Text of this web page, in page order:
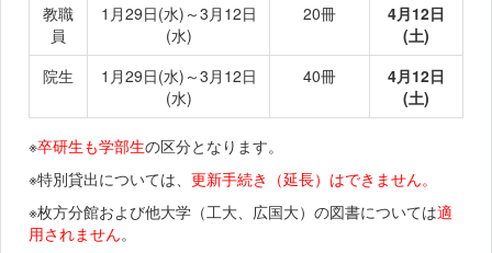
教職
員
1月29日(水)～3月12日
(水)
20冊
4月12日
(土)
院生
1月29日(水)～3月12日
(水)
40冊
4月12日
(土)
※卒研生も学部生の区分となります。
※特別貸出については、 更新手続き（延長）はできません。
※枚方分館および他大学（工大、広国大）の図書については適
用されません。